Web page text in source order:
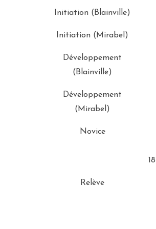
Initiation (Blainville)
Initiation (Mirabel)
Développement
(Blainville)
Développement
(Mirabel)
Novice
Relève